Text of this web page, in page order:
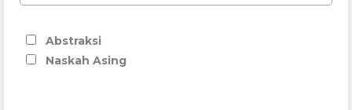
Abstraksi
Naskah Asing